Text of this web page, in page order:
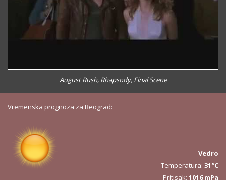
August Rush, Rhapsody, Final Scene
Vremenska prognoza za Beograd:
Vedro
Temperatura: 31°C
Pritisak: 1016 mPa